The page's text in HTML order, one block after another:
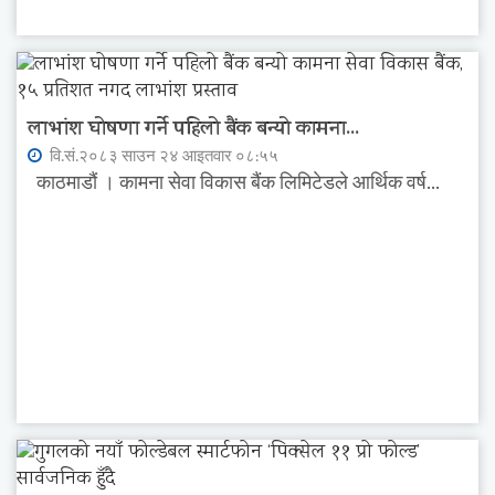
लाभांश घोषणा गर्ने पहिलो बैंक बन्यो कामना...
वि.सं.२०८३ साउन २४ आइतवार ०८:५५
काठमाडौं । कामना सेवा विकास बैंक लिमिटेडले आर्थिक वर्ष...